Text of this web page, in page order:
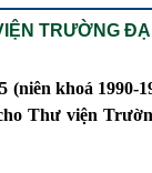
TRƯỜNG
(niên khoá 1990-
Thư viện